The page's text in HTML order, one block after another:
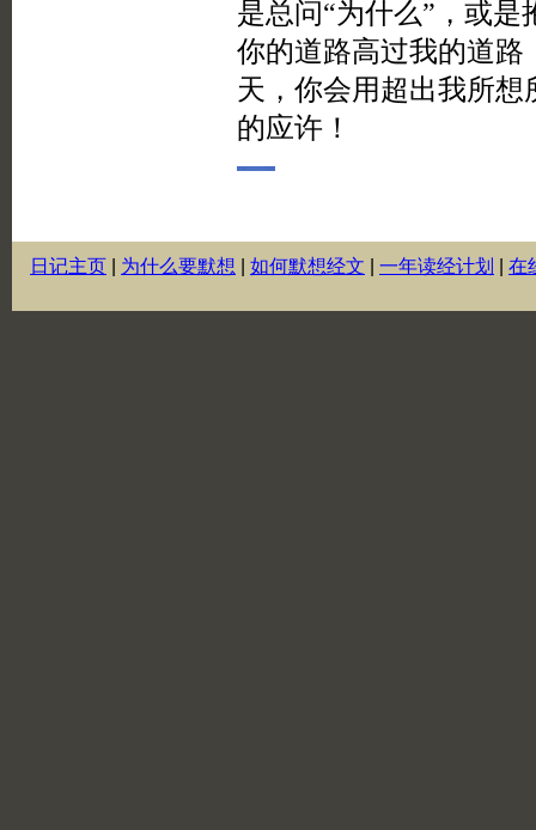
日记主页 为什么要默想 如何默想经文 一年读经计划 在